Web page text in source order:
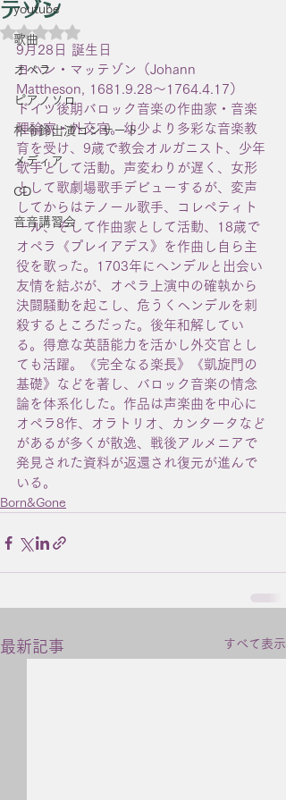
youtube
歌曲
オペラ
ピアノソロ
朴令鈴出演コンサート
メディア
CD
音音講習会
テゾン
5つ星のうちNaNと評価されています。
9月28日 誕生日
ヨハン・マッテゾン（Johann
Mattheson, 1681.9.28〜1764.4.17）
ドイツ後期バロック音楽の作曲家・音楽
理論家・外交官。幼少より多彩な音楽教
育を受け、9歳で教会オルガニスト、少年
歌手として活動。声変わりが遅く、女形
として歌劇場歌手デビューするが、変声
してからはテノール歌手、コレペティト
ール、そして作曲家として活動、18歳で
オペラ《プレイアデス》を作曲し自ら主
役を歌った。1703年にヘンデルと出会い
友情を結ぶが、オペラ上演中の確執から
決闘騒動を起こし、危うくヘンデルを刺
殺するところだった。後年和解してい
る。得意な英語能力を活かし外交官とし
ても活躍。《完全なる楽長》《凱旋門の
基礎》などを著し、バロック音楽の情念
論を体系化した。作品は声楽曲を中心に
オペラ8作、オラトリオ、カンタータなど
があるが多くが散逸、戦後アルメニアで
発見された資料が返還され復元が進んで
いる。
Born&Gone
最新記事 すべて表示